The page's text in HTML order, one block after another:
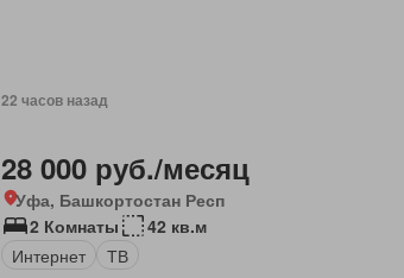
22 часов назад
28 000 руб./месяц
Уфа, Башкортостан Респ
2 Комнаты
42 кв.м
Интернет
ТВ